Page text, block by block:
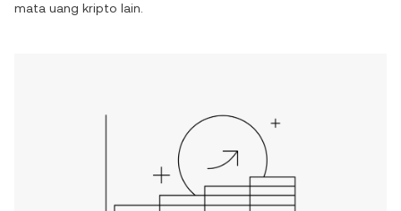
mata uang kripto lain.